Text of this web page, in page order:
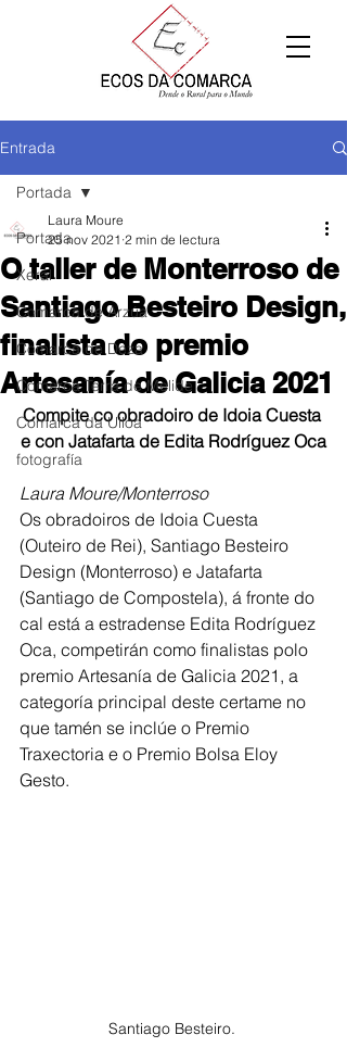
Entrada
Portada
Xeral
Comarca de Arzúa
Comarca de Deza
Comarca Terra de Melide
Comarca da Ulloa
fotografía
Portada
O taller de Monterroso de
Santiago Besteiro Design,
finalista do premio
Artesanía de Galicia 2021
Laura Moure
25 nov 2021 2 min de lectura
Compite co obradoiro de Idoia Cuesta
e con Jatafarta de Edita Rodríguez Oca
Laura Moure/Monterroso
Os obradoiros de Idoia Cuesta
(Outeiro de Rei), Santiago Besteiro
Design (Monterroso) e Jatafarta
(Santiago de Compostela), á fronte do
cal está a estradense Edita Rodríguez
Oca, competirán como finalistas polo
premio Artesanía de Galicia 2021, a
categoría principal deste certame no
que tamén se inclúe o Premio
Traxectoria e o Premio Bolsa Eloy
Gesto.
Santiago Besteiro.